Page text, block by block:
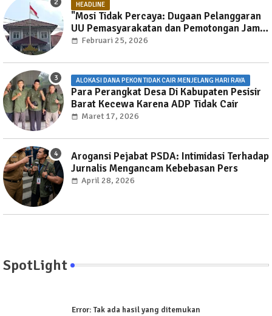
HEADLINE
"Mosi Tidak Percaya: Dugaan Pelanggaran
UU Pemasyarakatan dan Pemotongan Jam
Layanan Publik di Rutan Way Huwi."
Februari 25, 2026
ALOKASI DANA PEKON TIDAK CAIR MENJELANG HARI RAYA
Para Perangkat Desa Di Kabupaten Pesisir
Barat Kecewa Karena ADP Tidak Cair
Maret 17, 2026
Arogansi Pejabat PSDA: Intimidasi Terhadap
Jurnalis Mengancam Kebebasan Pers
April 28, 2026
SpotLight
Error:Tak ada hasil yang ditemukan